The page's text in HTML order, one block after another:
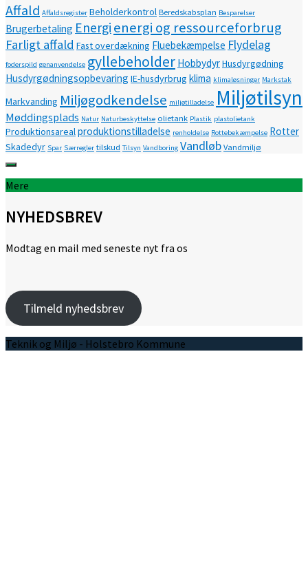
Affald Affaldsregister Beholderkontrol Beredskabsplan Besparelser
Brugerbetaling Energi energi og ressourceforbrug
Farligt affald Fast overdækning Fluebekæmpelse Flydelag
foderspild genanvendelse gyllebeholder HobbydyrHusdyrgødning
Husdyrgødningsopbevaring IE-husdyrbrug klima klimaløsninger Markstak
Markvanding Miljøgodkendelse miljøtilladelse Miljøtilsyn
Møddingsplads Natur Naturbeskyttelse olietank Plastik plastolietank
Produktionsarealproduktionstilladelse renholdelse Rottebekæmpelse Rotter
Skadedyr Spar Særregler tilskud Tilsyn Vandboring Vandløb Vandmiljø
Mere
NYHEDSBREV
Modtag en mail med seneste nyt fra os
Tilmeld nyhedsbrev
Teknik og Miljø - Holstebro Kommune